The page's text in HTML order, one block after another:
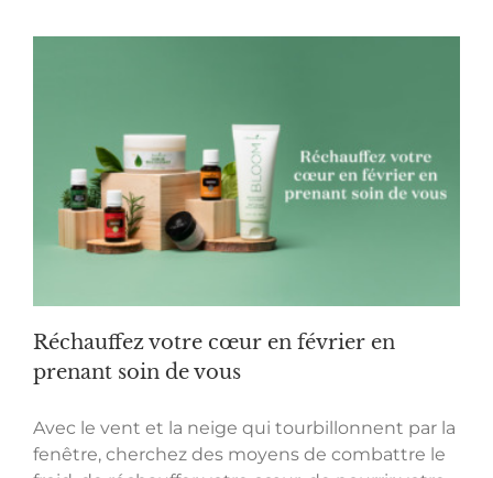
Réchauffez votre cœur en février en
prenant soin de vous
Avec le vent et la neige qui tourbillonnent par la
fenêtre, cherchez des moyens de combattre le